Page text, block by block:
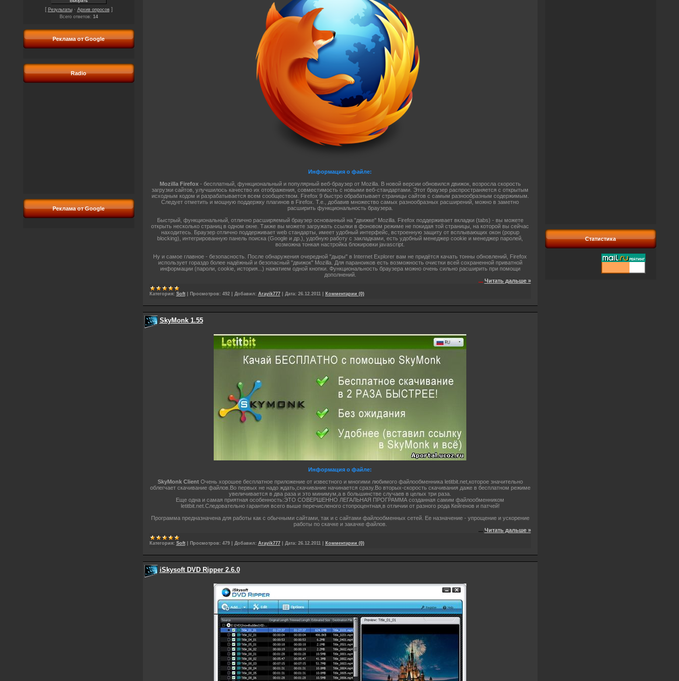
[ Результаты· Архив опросов]
Всего ответов: 14
Реклама от Google
Radio
Реклама от Google
Информация о файле:
Mozilla Firefox- бесплатный, функциональный и популярный веб-браузер от Mozilla. В новой версии обновился движок, возросла скорость
загрузки сайтов, улучшилось качество их отображения, совместимость с новыми веб-стандартами. Этот браузер распространяется с открытым
исходным кодом и разрабатывается всем сообществом. Firefox 9 быстро обрабатывает страницы сайтов с самым разнообразным содержимым.
Следует отметить и мощную поддержку плагинов в Firefox. Т.е., добавив множество самых разнообразных расширений, можно в заметно
расширить функциональность браузера.
Быстрый, функциональный, отлично расширяемый браузер основанный на "движке" Mozilla. Firefox поддерживает вкладки (tabs) - вы можете
открыть несколько страниц в одном окне. Также вы можете загружать ссылки в фоновом режиме не покидая той страницы, на которой вы сейчас
находитесь. Браузер отлично поддерживает web стандарты, имеет удобный интерфейс, встроенную защиту от всплывающих окон (popup
blocking), интегрированную панель поиска (Google и др.), удобную работу с закладками, есть удобный менеджер cookie и менеджер паролей,
возможна тонкая настройка блокировки javascript.
Ну и самое главное - безопасность. После обнаружения очередной "дыры" в Internet Explorer вам не придётся качать тонны обновлений, Firefox
использует гораздо более надёжный и безопасный "движок" Mozilla. Для параноиков есть возможность очистки всей сохраненной приватной
информации (пароли, cookie, история...) нажатием одной кнопки. Функциональность браузера можно очень сильно расширить при помощи
дополнений.
... Читать дальше »
Категория: Soft Просмотров: 492 Добавил: Arayik777 Дата: 26.12.2011 Комментарии (0)
SkyMonk 1.55
Информация о файле:
SkyMonk ClientОчень хорошее бесплатное приложение от известного и многими любимого файлообменника letitbit.net,которое значительно
облегчает скачивание файлов.Во первых не надо ждать,скачивание начинается сразу.Во вторых-скорость скачивания даже в бесплатном режиме
увеличивается в два раза и это минимум,а в большинстве случаев в целых три раза.
Еще одна и самая приятная особенность:ЭТО СОВЕРШЕННО ЛЕГАЛЬНАЯ ПРОГРАММА созданная самим файлообменником
letitbit.net.Следовательно гарантия всего выше перечисленого стопроцентная,в отличии от разного рода Кейгенов и патчей!
Программа предназначена для работы как с обычными сайтами, так и с сайтами файлообменных сетей. Ее назначение - упрощение и ускорение
работы по скачке и закачке файлов.
... Читать дальше »
Категория: Soft Просмотров: 479 Добавил: Arayik777 Дата: 26.12.2011 Комментарии (0)
iSkysoft DVD Ripper 2.6.0
Статистика